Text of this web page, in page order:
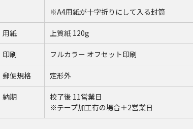
※A4用紙が十字折りにして入る封筒
用紙 上質紙 120g
印刷 フルカラー オフセット印刷
郵便規格 定形外
納期
校了後 11営業日
※テープ加工有の場合＋2営業日